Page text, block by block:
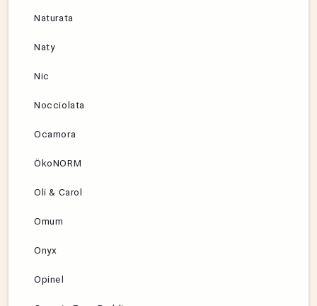
Naturata
Naty
Nic
Nocciolata
Ocamora
ÖkoNORM
Oli & Carol
Omum
Onyx
Opinel